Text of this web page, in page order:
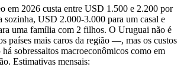
em 2026 custa entre USD 1.500 e 2.200 por
sozinha, USD 2.000-3.000 para um casal e
uma família com 2 filhos. O Uruguai não é
países mais caros da região —, mas os custos
sobressaltos macroeconômicos como em
Estimativas mensais: